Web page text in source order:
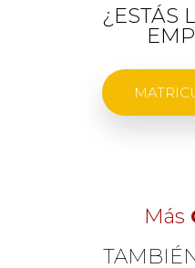
¿ESTÁS
Más